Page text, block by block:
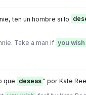
ten un hombre si lo
Take a man if you wish
que deseas " por Kate